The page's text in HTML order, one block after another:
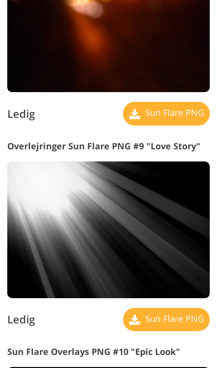
Ledig Sun Flare PNG
Overlejringer Sun Flare PNG #9 "Love Story"
Ledig Sun Flare PNG
Sun Flare Overlays PNG #10 "Epic Look"